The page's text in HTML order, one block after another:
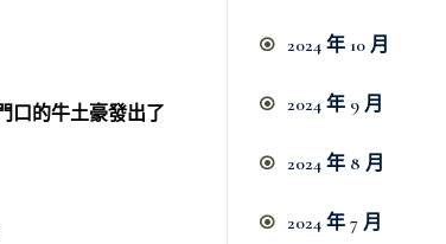
口的牛土豪發出了
2024 年 10 月
2024 年 9 月
2024 年 8 月
2024 年 7 月